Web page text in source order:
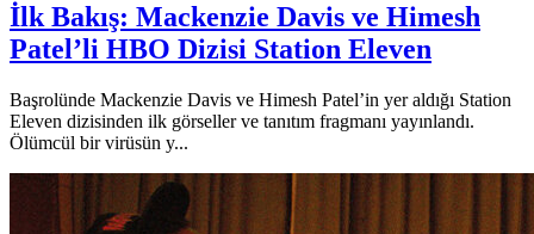
İlk Bakış: Mackenzie Davis ve Himesh
Patel’li HBO Dizisi Station Eleven
Başrolünde Mackenzie Davis ve Himesh Patel’in yer aldığı Station
Eleven dizisinden ilk görseller ve tanıtım fragmanı yayınlandı.
Ölümcül bir virüsün y...